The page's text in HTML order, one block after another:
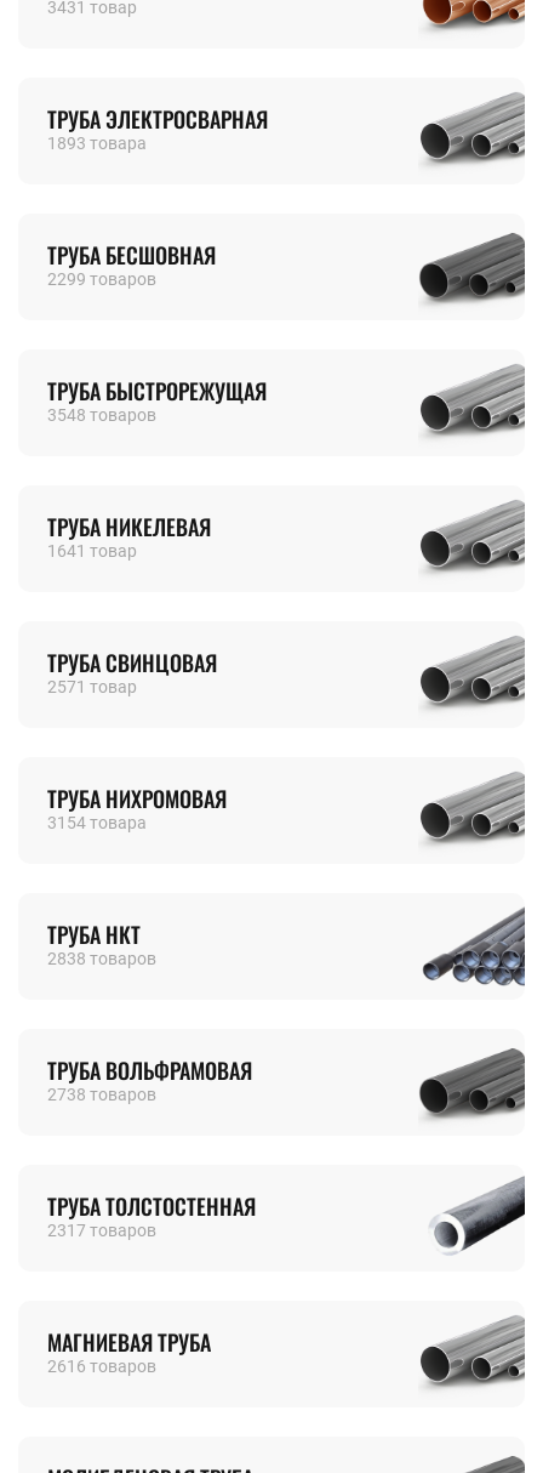
3431 товар
ТРУБА ЭЛЕКТРОСВАРНАЯ
1893 товара
ТРУБА БЕСШОВНАЯ
2299 товаров
ТРУБА БЫСТРОРЕЖУЩАЯ
3548 товаров
ТРУБА НИКЕЛЕВАЯ
1641 товар
ТРУБА СВИНЦОВАЯ
2571 товар
ТРУБА НИХРОМОВАЯ
3154 товара
ТРУБА НКТ
2838 товаров
ТРУБА ВОЛЬФРАМОВАЯ
2738 товаров
ТРУБА ТОЛСТОСТЕННАЯ
2317 товаров
МАГНИЕВАЯ ТРУБА
2616 товаров